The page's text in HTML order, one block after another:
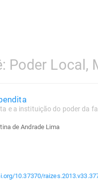
Poder Local,
e a instituição do poder da
de Andrade Lima
10.37370/